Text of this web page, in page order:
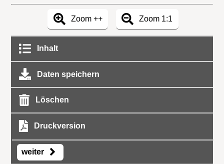
Zoom ++ Zoom 1:1
Inhalt
Daten speichern
Löschen
Druckversion
weiter